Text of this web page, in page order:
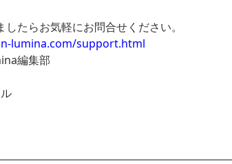
したらお気軽にお問合せください。
lumina.com/support.html
編集部